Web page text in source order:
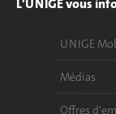
L'UNIGE vous
UNIGE
Médias
Offres